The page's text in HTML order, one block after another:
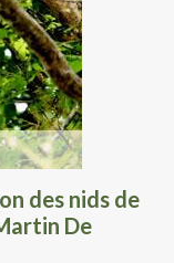
des nids de
De